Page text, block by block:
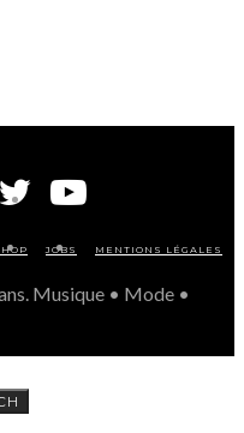
JOBS MENTIONS LÉGALES
Musique • Mode •